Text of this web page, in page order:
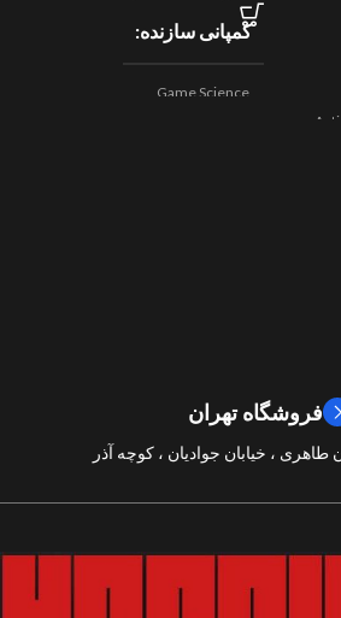
کمپانی سازنده
Game Science
فروشگاه تهران
طاهری ، خیابان جوادیان ، کوچه آذر